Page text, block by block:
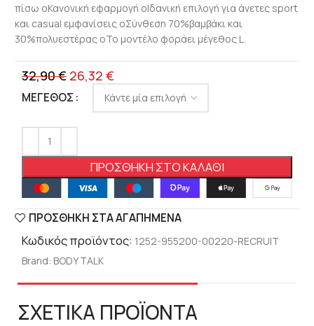
πίσω oΚανονική εφαρμογή oΙδανική επιλογή για άνετες sport
και casual εμφανίσεις oΣύνθεση 70%βαμβάκι και
30%πολυεστέρας oΤο μοντέλο φοράει μέγεθος L.
32,90€ 26,32 €
ΜΈΓΕΘΟΣ
ΠΡΟΣΘΉΚΗ ΣΤΟ ΚΑΛΆΘΙ
ΠΡΟΣΘΉΚΗ ΣΤΑ ΑΓΑΠΗΜΈΝΑ
Κωδικός προϊόντος: 1252-955200-00220-RECRUIT
Brand: BODY TALK
ΣΧΕΤΙΚΑ ΠΡΟΪΟΝΤΑ